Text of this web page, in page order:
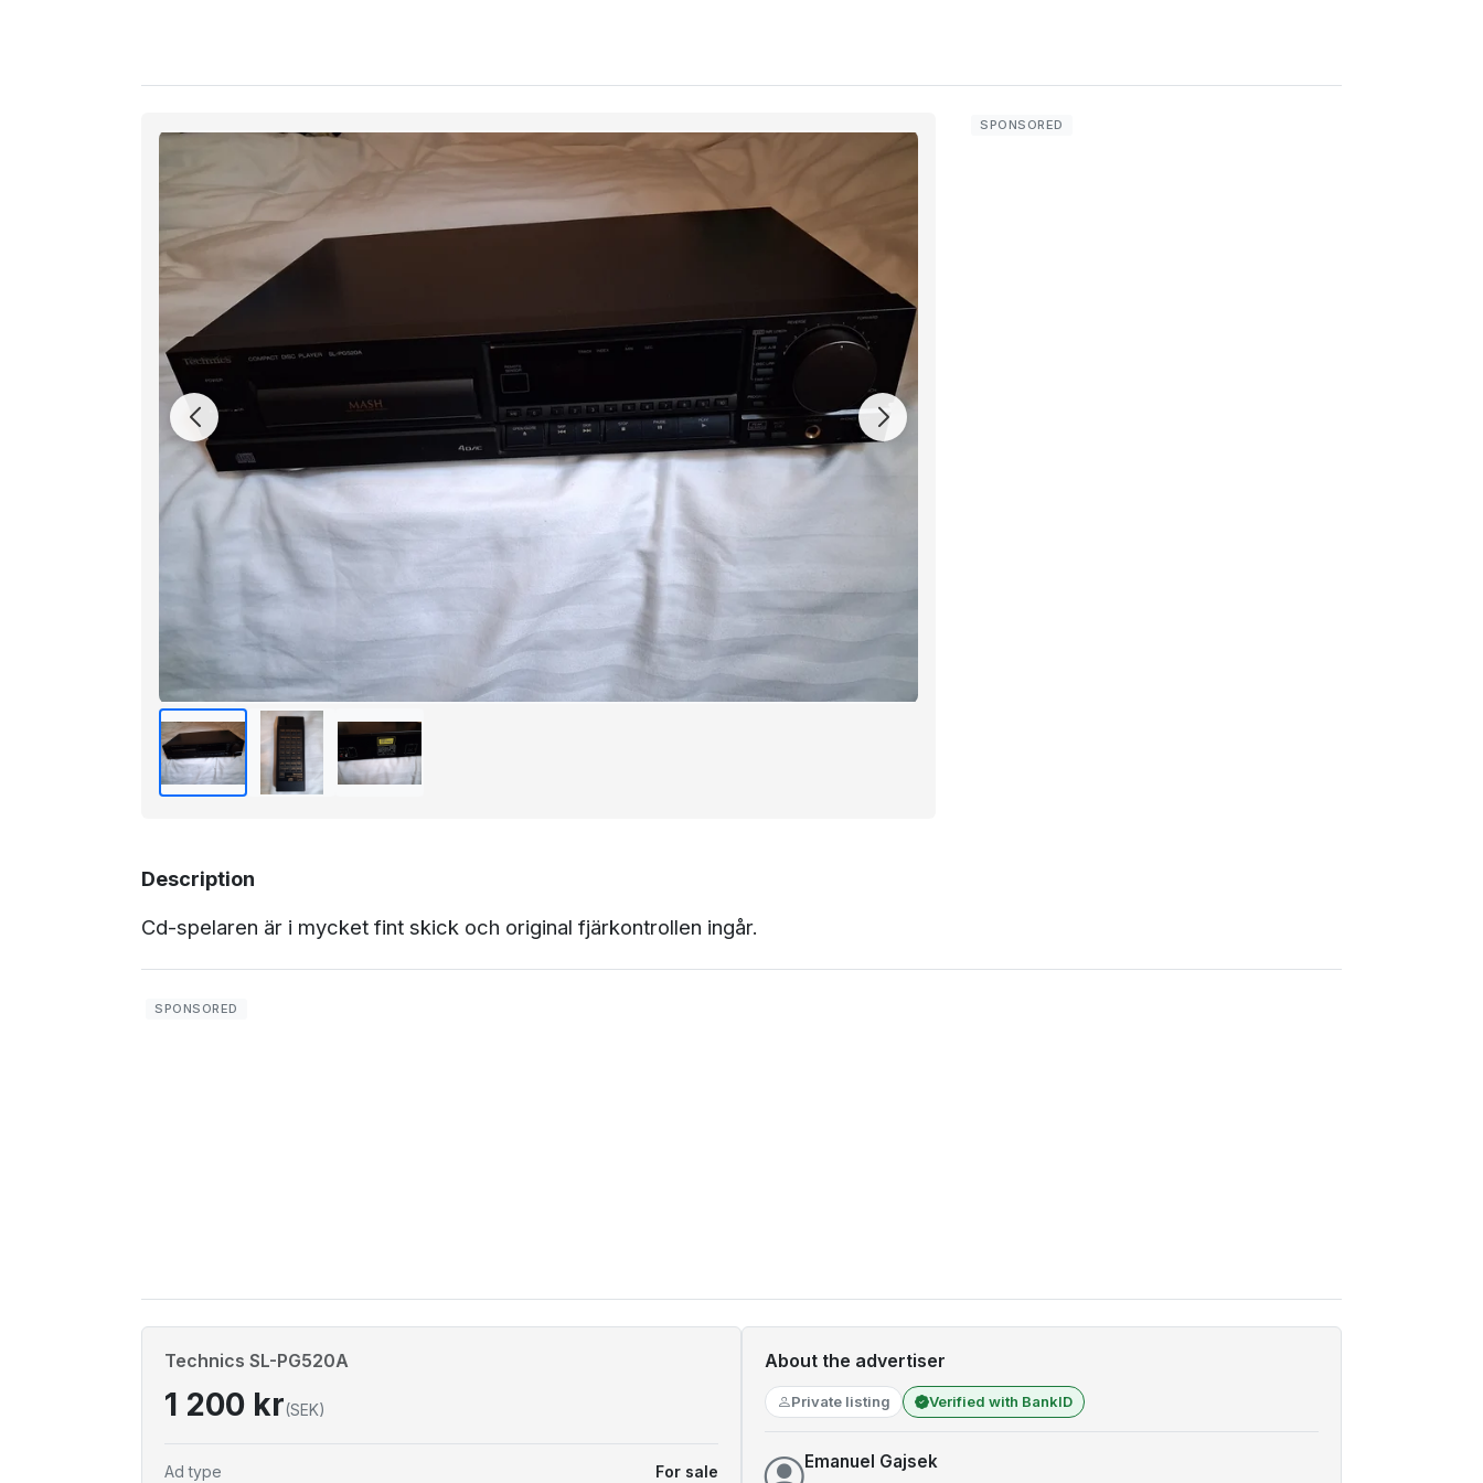
Description
Cd-spelaren är i mycket fint skick och original fjärkontrollen ingår.
Technics SL-PG520A
1 200 kr(SEK)
Ad type For sale
About the advertiser
Private listing Verified with BankID
Emanuel Gajsek